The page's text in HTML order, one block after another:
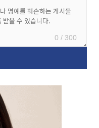
0 / 300